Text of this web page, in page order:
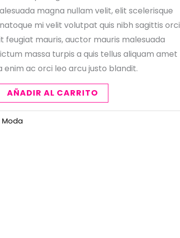
magna nullam velit, elit scelerisque
mi velit volutpat quis nibh sagittis orci
feugiat mauris, auctor mauris malesuada
massa turpis a quis tellus aliquam amet
enim ac orci leo arcu justo blandit.
AÑADIR AL CARRITO
Moda